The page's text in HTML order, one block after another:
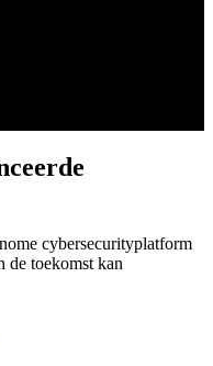
cybersecurityplatform
de toekomst kan